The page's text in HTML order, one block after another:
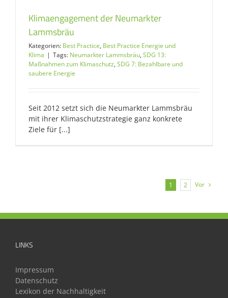
Klimaengagement der Neumarkter
Lammsbräu
Kategorien: Best Practice, Best Practice Energie und
Klima | Tags: Neumarkter Lammsbräu, SDG 13:
Maßnahmen zum Klimaschutz, SDG 7: Bezahlbare und
saubere Energie
Seit 2012 setzt sich die Neumarkter Lammsbräu
mit ihrer Klimaschutzstrategie ganz konkrete
Ziele für [...]
1 2 Vor
LINKS
Impressum
Datenschutz
Lexikon der Nachhaltigkeit